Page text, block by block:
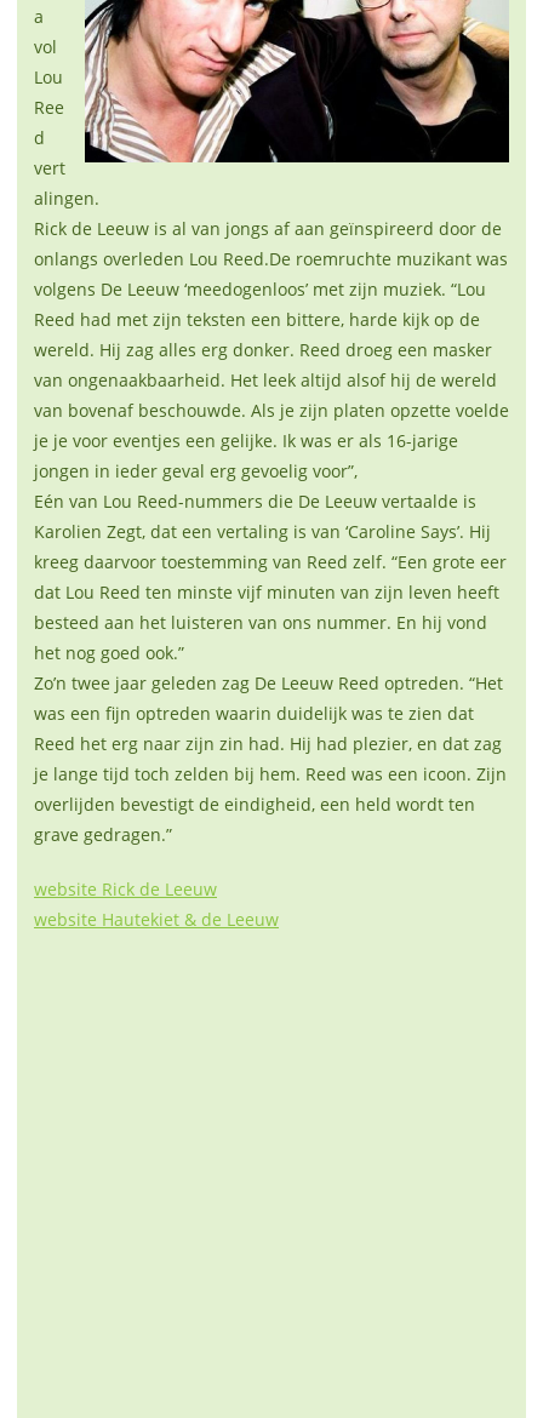
a
vol
Lou
Ree
d
vert
alingen.
Rick de Leeuw is al van jongs af aan geïnspireerd door de
onlangs overleden Lou Reed.De roemruchte muzikant was
volgens De Leeuw ‘meedogenloos’ met zijn muziek. “Lou
Reed had met zijn teksten een bittere, harde kijk op de
wereld. Hij zag alles erg donker. Reed droeg een masker
van ongenaakbaarheid. Het leek altijd alsof hij de wereld
van bovenaf beschouwde. Als je zijn platen opzette voelde
je je voor eventjes een gelijke. Ik was er als 16-jarige
jongen in ieder geval erg gevoelig voor”,
Eén van Lou Reed-nummers die De Leeuw vertaalde is
Karolien Zegt, dat een vertaling is van ‘Caroline Says’. Hij
kreeg daarvoor toestemming van Reed zelf. “Een grote eer
dat Lou Reed ten minste vijf minuten van zijn leven heeft
besteed aan het luisteren van ons nummer. En hij vond
het nog goed ook.”
Zo’n twee jaar geleden zag De Leeuw Reed optreden. “Het
was een fijn optreden waarin duidelijk was te zien dat
Reed het erg naar zijn zin had. Hij had plezier, en dat zag
je lange tijd toch zelden bij hem. Reed was een icoon. Zijn
overlijden bevestigt de eindigheid, een held wordt ten
grave gedragen.”
website Rick de Leeuw
website Hautekiet & de Leeuw